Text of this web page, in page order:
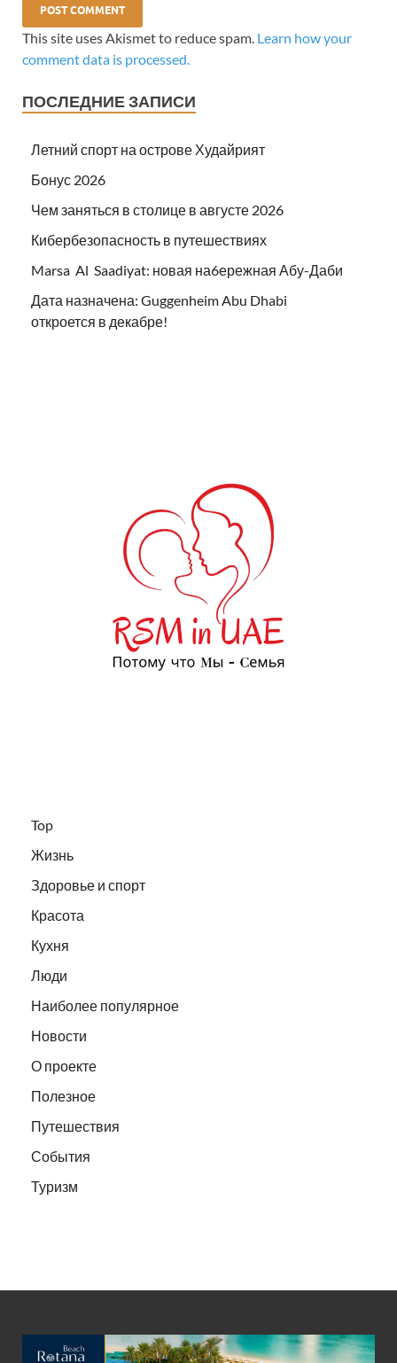
This site uses Akismet to reduce spam. Learn how your
comment data is processed.
ПОСЛЕДНИЕ ЗАПИСИ
Летний спорт на острове Худайрият
Бонус 2026
Чем заняться в столице в августе 2026
Кибербезопасность в путешествиях
Marsa Al Saadiyat: новая на6ережная Абу-Даби
Дата назначена: Guggenheim Abu Dhabi
откроется в декабре!
Top
Жизнь
Здоровье и спорт
Красота
Кухня
Люди
Наиболее популярное
Новости
О проекте
Полезное
Путешествия
События
Туризм